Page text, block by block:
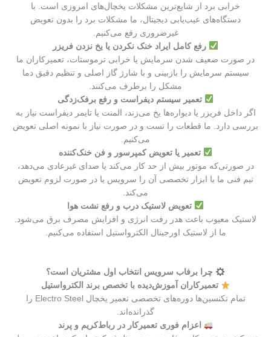
خرابی برد از شایع‌ترین مشکلات یخچال‌های امروزی است. با
دستگاه‌های عیب‌یابی دیجیتال، ما مشکلات برد را بدون تعویض
غیرضروری رفع می‌کنیم.
رفع کامل ایراد خنک نکردن یا یخ نزدن فریزر
در صورت ضعیف شدن سرمایش یا خرابی ترموستات، تعمیرکاران ما
سیستم سرمایش را بازبینی و با شارژ گاز اصلی و تنظیم دقیق دما
مشکل را برطرف می‌کنند.
تعمیر سیستم دیفراست و رفع برفک‌زدگی
اگر داخل فریزر یا دیواره‌ها یخ می‌زند، المنت یا تایمر دیفراست نیاز به
بررسی دارد. ما قطعات را تست و در صورت نیاز با نمونه اصلی تعویض
می‌کنیم.
تعمیر یا تعویض کمپرسور و فن خنک‌کننده
در صورتی‌که موتور بیش از حد کار می‌کند یا صدای غیرعادی می‌دهد،
تیم فنی ما با ابزار تخصصی آن را سرویس یا در صورت لزوم تعویض
می‌کند.
تعویض لاستیک درب و رفع نشت هوا
لاستیک معیوب باعث هدر رفت انرژی و افزایش مصرف برق می‌شود.
ما از لاستیک اورجینال الکترواستیل استفاده می‌کنیم.
چرا برفاب سرویس انتخاب اول مشتریان است؟
تعمیرکاران آموزش‌دیده با تخصص برند الکترواستیل
تمام تکنسین‌ها دوره‌های تخصصی تعمیر یخچال Electro Steel را
گذرانده‌اند.
اعزام فوری تعمیرکار در رباط‌کریم و پرند